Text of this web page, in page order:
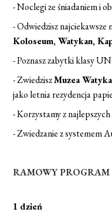
- Noclegi ze śniadaniem i
- Odwiedzisz najciekawsze
Koloseum, Watykan,
- Poznasz zabytki klasy
- ZwiedziszMuzea
jako letnia rezydencja
- Korzystamy z
- Zwiedzanie z systemem
RAMOWY PROGRAM
1 dzień